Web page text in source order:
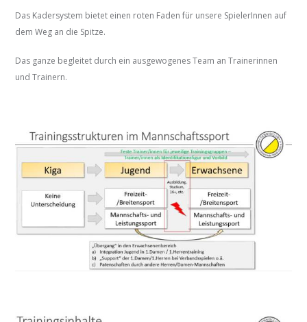
Das Kadersystem bietet einen roten Faden für unsere SpielerInnen auf
dem Weg an die Spitze.
Das ganze begleitet durch ein ausgewogenes Team an Trainerinnen
und Trainern.